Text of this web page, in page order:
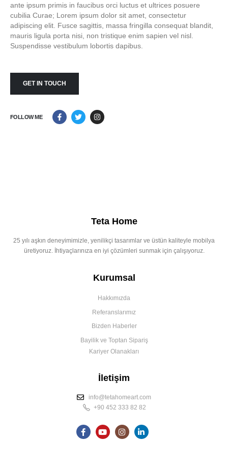
ante ipsum primis in faucibus orci luctus et ultrices posuere
cubilia Curae; Lorem ipsum dolor sit amet, consectetur
adipiscing elit. Fusce sagittis, massa fringilla consequat blandit,
mauris ligula porta nisi, non tristique enim sapien vel nisl.
Suspendisse vestibulum lobortis dapibus.
GET IN TOUCH
FOLLOW ME
Teta Home
25 yılı aşkın deneyimimizle, yenilikçi tasarımlar ve üstün kaliteyle mobilya
üretiyoruz. İhtiyaçlarınıza en iyi çözümleri sunmak için çalışıyoruz.
Kurumsal
Hakkımızda
Referanslarımız
Bizden Haberler
Bayilik ve Toptan Sipariş
Kariyer Olanakları
İletişim
info@tetahomeart.com
+90 452 333 82 82